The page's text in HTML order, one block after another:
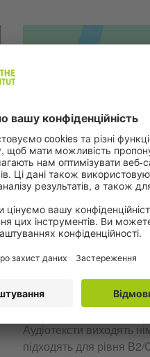
Подкаст «Супержінки»
Про
та
Незважаючи на їхню
мають одну спільну
для наслідування. Їхні
Аудіотексти виходять
підходять для рівня B2/